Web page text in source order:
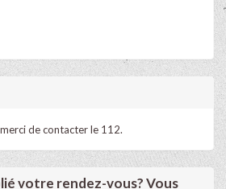
de contacter le 112.
votre rendez-vous? Vous